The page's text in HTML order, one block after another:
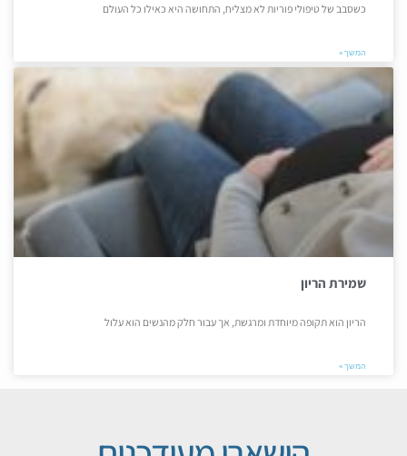
כשסבב של טיפולי פוריות לא מצליח, התחושה היא כאילו כל העולם
המשך »
שמירת הריון
הריון הוא תקופה מיוחדת ומרגשת, אך עבור חלק מהנשים הוא עלול
המשך »